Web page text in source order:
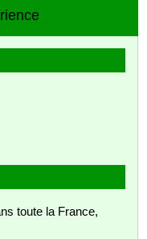
toute la France,